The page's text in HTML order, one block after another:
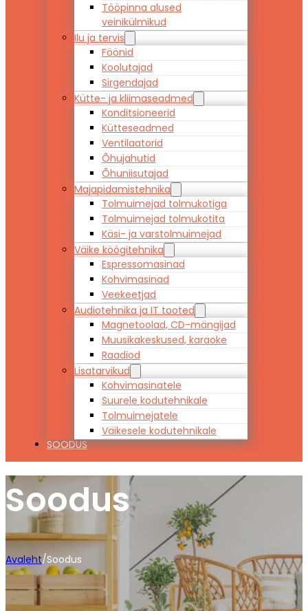
Tööpinna alused
veinikülmikud
Ilu ja tervis
Föönid
Koolutajad
Sirgendajad
Kütte- ja kliimaseadmed
Konditsioneerid
Kütteseadmed
Ventilaatorid
Õhujahutid
Õhuniisutajad
Majapidamistehnika
Tolmuimejad tolmukotiga
Tolmuimejad tolmukotita
Käsi- ja varstolmuimejad
Väike köögitehnika
Espressomasinad
Kohvimasinad
Veekeetjad
Audiotehnika ja IT tooted
Magnetoolad, CD-mängijad
Muusikakeskused, karaoke
Raadiod
Lisatarvikud
Kohvimasinatele
Suurele kodutehnikale
Tolmuimejatele
Väikesele kodutehnikale
SOODUS
Soodus
Avaleht/Soodus